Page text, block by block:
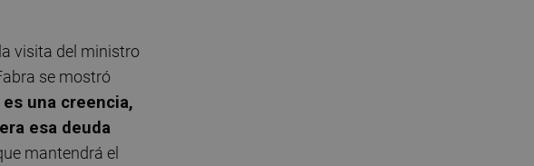
visita del ministro
se mostró
una creencia,
esa deuda
mantendrá el